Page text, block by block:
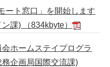
ート窓口」を開始します
課) （834kbyte）
ホームステイプログラ
企画局国際交流課)